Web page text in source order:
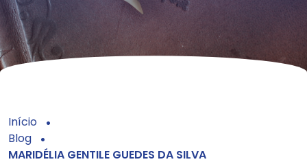
Início
Blog
MARIDÉLIA GENTILE GUEDES DA SILVA